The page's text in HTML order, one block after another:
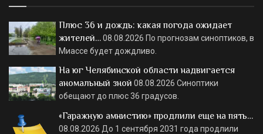
Плюс 36 и дождь: какая погода ожидает
жителей…08.08.2026 По прогнозам синоптиков, в
Миассе будет дождливо.
На юг Челябинской области надвигается
аномальный зной 08.08.2026 Синоптики
обещают до плюс 36 градусов.
«Гаражную амнистию» продлили еще на пять…
08.08.2026 До 1 сентября 2031 года продлили